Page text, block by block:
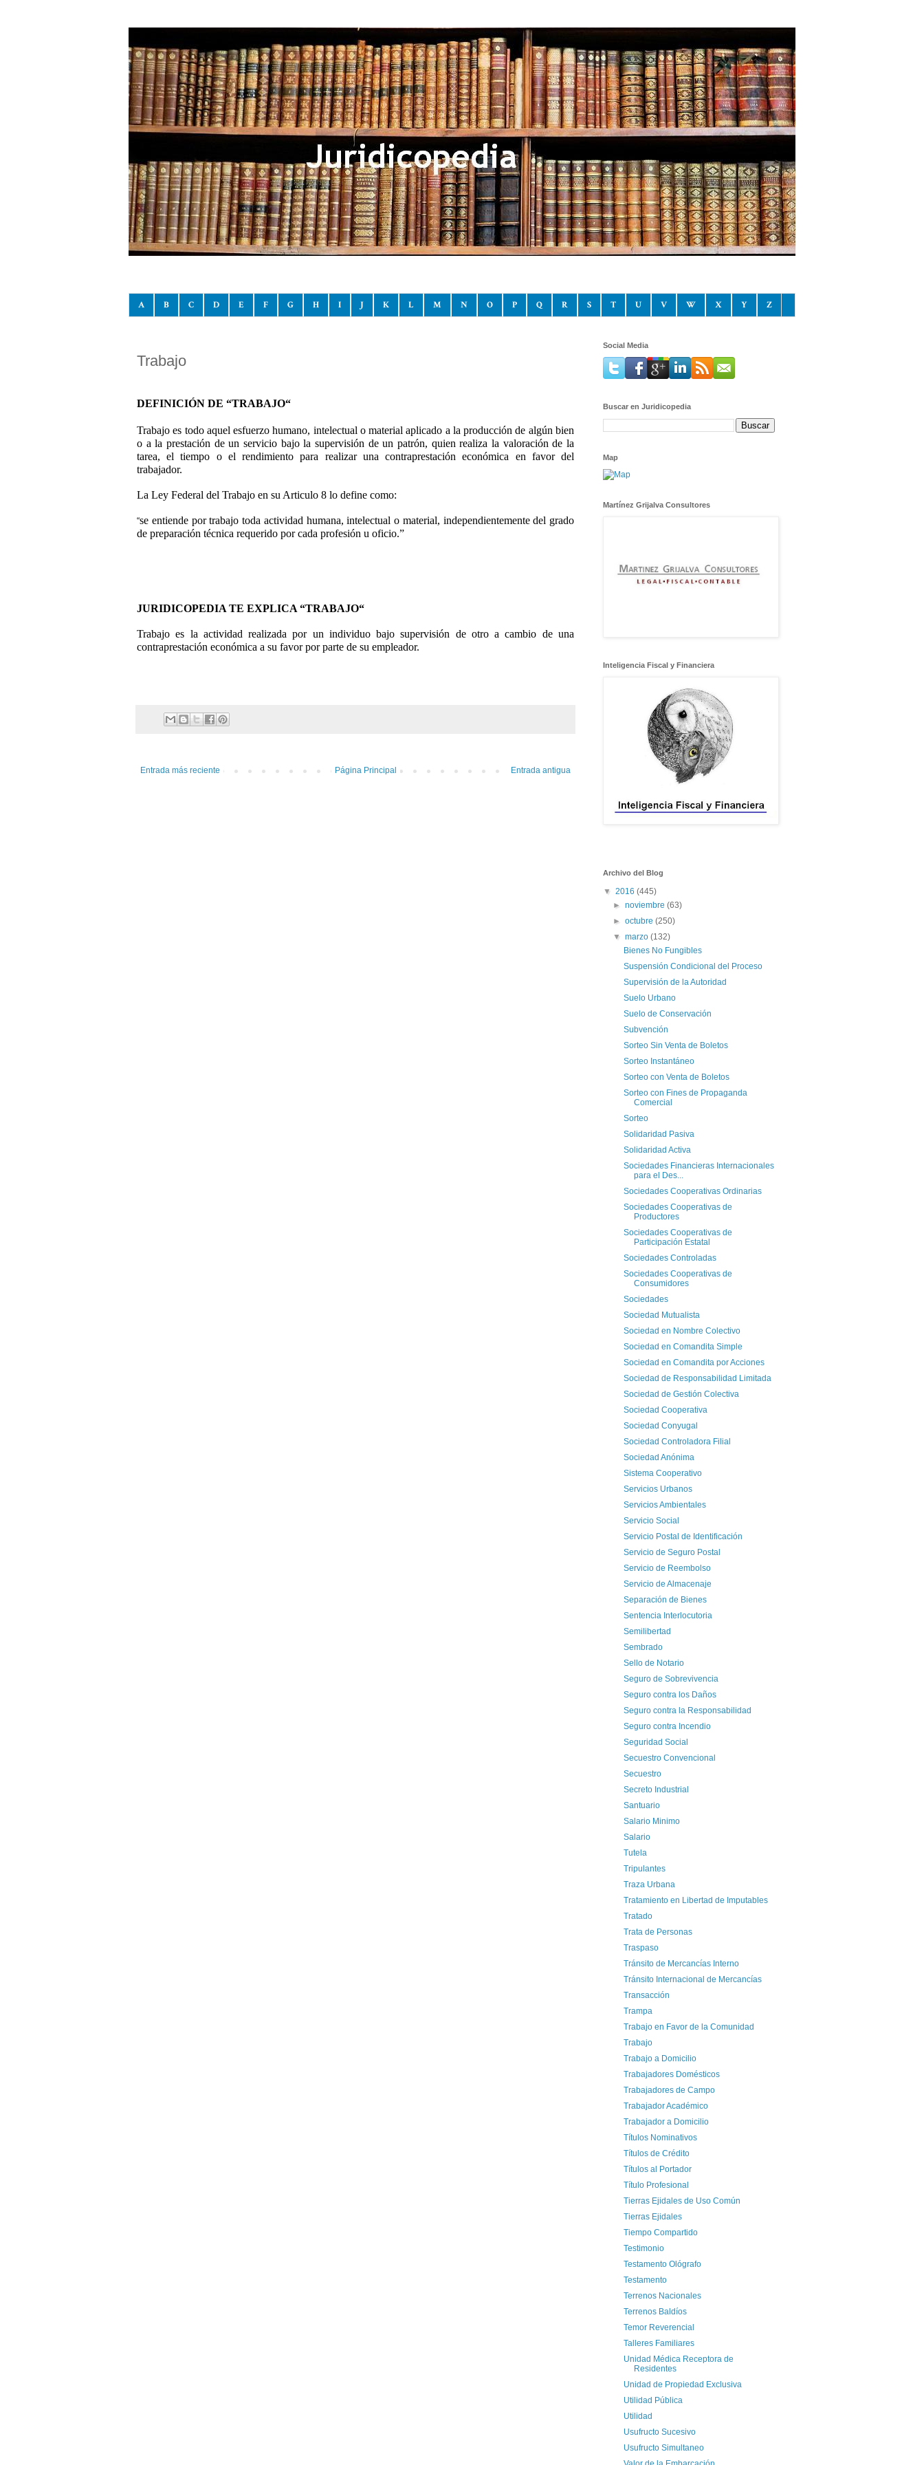
A B C D E F G H I J K L M N O P Q R S T U V W X Y Z
Trabajo
DEFINICIÓN DE “TRABAJO“
Trabajo es todo aquel esfuerzo humano, intelectual o material aplicado a la producción de algún bien
o a la prestación de un servicio bajo la supervisión de un patrón, quien realiza la valoración de la
tarea, el tiempo o el rendimiento para realizar una contraprestación económica en favor del
trabajador.
La Ley Federal del Trabajo en su Articulo 8 lo define como:
“se entiende por trabajo toda actividad humana, intelectual o material, independientemente del grado
de preparación técnica requerido por cada profesión u oficio.”
JURIDICOPEDIA TE EXPLICA “TRABAJO“
Trabajo es la actividad realizada por un individuo bajo supervisión de otro a cambio de una
contraprestación económica a su favor por parte de su empleador.
Entrada más reciente Entrada antigua
Página Principal
Social Media
Buscar en Juridicopedia
Map
Martínez Grijalva Consultores
Inteligencia Fiscal y Financiera
Archivo del Blog
▼ 2016 (445)
►noviembre(63)
►octubre(250)
▼marzo(132)
Bienes No Fungibles
Suspensión Condicional del Proceso
Supervisión de la Autoridad
Suelo Urbano
Suelo de Conservación
Subvención
Sorteo Sin Venta de Boletos
Sorteo Instantáneo
Sorteo con Venta de Boletos
Sorteo con Fines de Propaganda
Comercial
Sorteo
Solidaridad Pasiva
Solidaridad Activa
Sociedades Financieras Internacionales
para el Des...
Sociedades Cooperativas Ordinarias
Sociedades Cooperativas de
Productores
Sociedades Cooperativas de
Participación Estatal
Sociedades Controladas
Sociedades Cooperativas de
Consumidores
Sociedades
Sociedad Mutualista
Sociedad en Nombre Colectivo
Sociedad en Comandita Simple
Sociedad en Comandita por Acciones
Sociedad de Responsabilidad Limitada
Sociedad de Gestión Colectiva
Sociedad Cooperativa
Sociedad Conyugal
Sociedad Controladora Filial
Sociedad Anónima
Sistema Cooperativo
Servicios Urbanos
Servicios Ambientales
Servicio Social
Servicio Postal de Identificación
Servicio de Seguro Postal
Servicio de Reembolso
Servicio de Almacenaje
Separación de Bienes
Sentencia Interlocutoria
Semilibertad
Sembrado
Sello de Notario
Seguro de Sobrevivencia
Seguro contra los Daños
Seguro contra la Responsabilidad
Seguro contra Incendio
Seguridad Social
Secuestro Convencional
Secuestro
Secreto Industrial
Santuario
Salario Minimo
Salario
Tutela
Tripulantes
Traza Urbana
Tratamiento en Libertad de Imputables
Tratado
Trata de Personas
Traspaso
Tránsito de Mercancías Interno
Tránsito Internacional de Mercancías
Transacción
Trampa
Trabajo en Favor de la Comunidad
Trabajo
Trabajo a Domicilio
Trabajadores Domésticos
Trabajadores de Campo
Trabajador Académico
Trabajador a Domicilio
Títulos Nominativos
Títulos de Crédito
Títulos al Portador
Título Profesional
Tierras Ejidales de Uso Común
Tierras Ejidales
Tiempo Compartido
Testimonio
Testamento Ológrafo
Testamento
Terrenos Nacionales
Terrenos Baldíos
Temor Reverencial
Talleres Familiares
Unidad Médica Receptora de
Residentes
Unidad de Propiedad Exclusiva
Utilidad Pública
Utilidad
Usufructo Sucesivo
Usufructo Simultaneo